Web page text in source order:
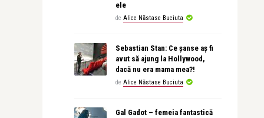
ele
de Alice Năstase Buciuta
Sebastian Stan: Ce șanse aș fi
avut să ajung la Hollywood,
dacă nu era mama mea?!
de Alice Năstase Buciuta
Gal Gadot – femeia fantastică